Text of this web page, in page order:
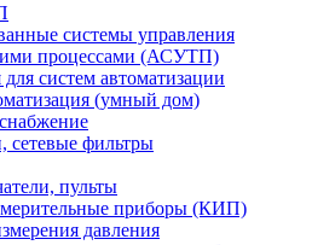
системы управления
процессами (АСУТП)
систем автоматизации
(умный дом)
сетевые фильтры
пульты
приборы (КИП)
давления